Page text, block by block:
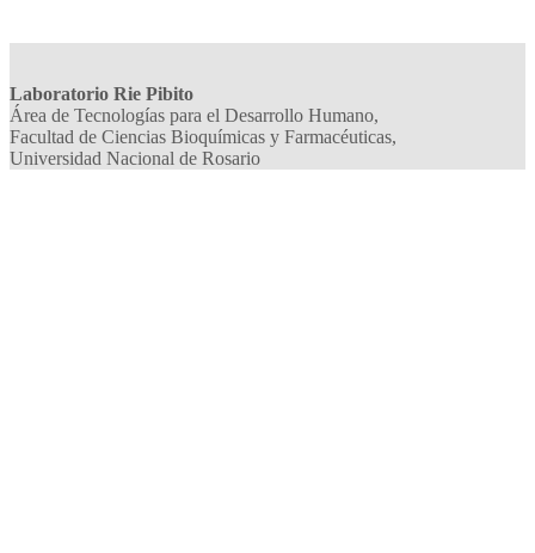
Laboratorio Rie Pibito
Área de Tecnologías para el Desarrollo Humano,
Facultad de Ciencias Bioquímicas y Farmacéuticas,
Universidad Nacional de Rosario